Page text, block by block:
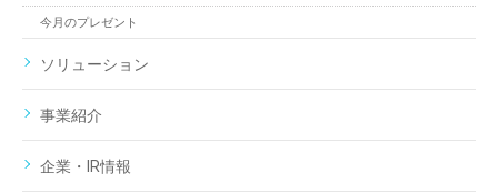
今月のプレゼント
ソリューション
事業紹介
企業・IR情報